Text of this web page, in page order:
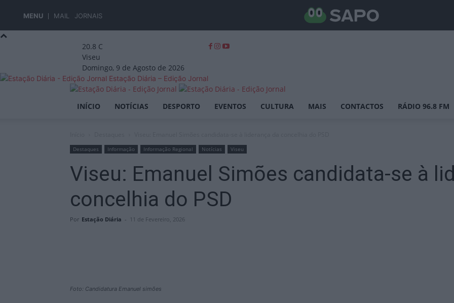
MENU MAIL JORNAIS
20.8 C
Viseu
Domingo, 9 de Agosto de 2026
Estação Diária – Edição Jornal
INÍCIO NOTÍCIAS DESPORTO EVENTOS CULTURA MAIS CONTACTOS RÁDIO 96.8 FM
Destaques Informação Informação Regional Notícias Viseu
Viseu: Emanuel Simões candidata-se à
concelhia do PSD
Por Estação Diária - 11 de Fevereiro, 2026
Foto: Candidatura Emanuel simões